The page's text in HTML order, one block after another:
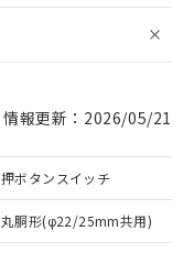
情報更新：2026/05/21
押ボタンスイッチ
丸胴形(φ22/25mm共用)